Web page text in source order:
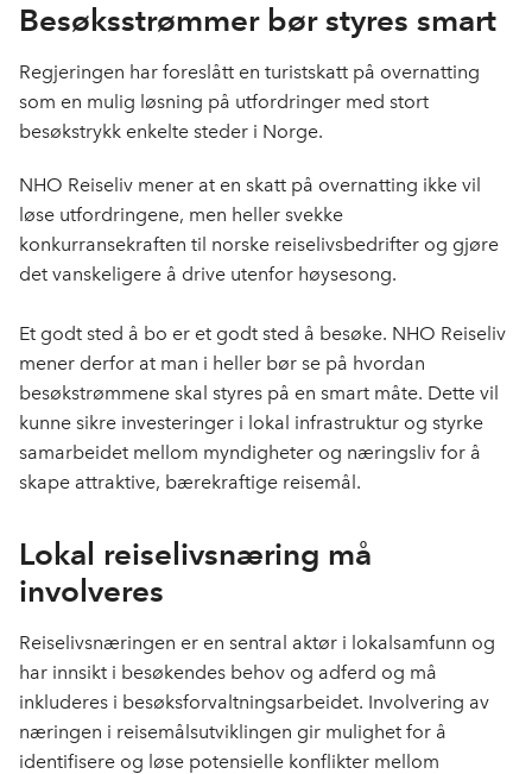
Besøksstrømmer bør styres smart
Regjeringen har foreslått en turistskatt på overnatting
som en mulig løsning på utfordringer med stort
besøkstrykk enkelte steder i Norge.
NHO Reiseliv mener at en skatt på overnatting ikke vil
løse utfordringene, men heller svekke
konkurransekraften til norske reiselivsbedrifter og gjøre
det vanskeligere å drive utenfor høysesong.
Et godt sted å bo er et godt sted å besøke. NHO Reiseliv
mener derfor at man i heller bør se på hvordan
besøkstrømmene skal styres på en smart måte. Dette vil
kunne sikre investeringer i lokal infrastruktur og styrke
samarbeidet mellom myndigheter og næringsliv for å
skape attraktive, bærekraftige reisemål.
Lokal reiselivsnæring må
involveres
Reiselivsnæringen er en sentral aktør i lokalsamfunn og
har innsikt i besøkendes behov og adferd og må
inkluderes i besøksforvaltningsarbeidet. Involvering av
næringen i reisemålsutviklingen gir mulighet for å
identifisere og løse potensielle konflikter mellom